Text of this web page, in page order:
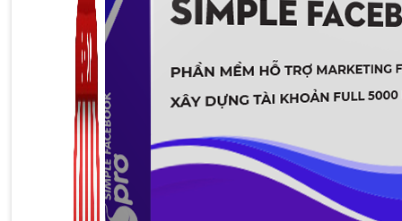
Zalo Marketing
104 bài viết
New